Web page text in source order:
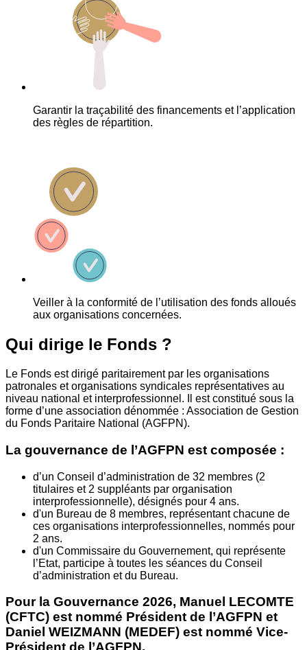
Garantir la traçabilité des financements et l’application
des règles de répartition.
Veiller à la conformité de l’utilisation des fonds alloués
aux organisations concernées.
Qui dirige le Fonds ?
Le Fonds est dirigé paritairement par les organisations
patronales et organisations syndicales représentatives au
niveau national et interprofessionnel. Il est constitué sous la
forme d’une association dénommée : Association de Gestion
du Fonds Paritaire National (AGFPN).
La gouvernance de l’AGFPN est composée :
d’un Conseil d’administration de 32 membres (2
titulaires et 2 suppléants par organisation
interprofessionnelle), désignés pour 4 ans.
d'un Bureau de 8 membres, représentant chacune de
ces organisations interprofessionnelles, nommés pour
2 ans.
d'un Commissaire du Gouvernement, qui représente
l’Etat, participe à toutes les séances du Conseil
d’administration et du Bureau.
Pour la Gouvernance 2026, Manuel LECOMTE
(CFTC) est nommé Président de l’AGFPN et
Daniel WEIZMANN (MEDEF) est nommé Vice-